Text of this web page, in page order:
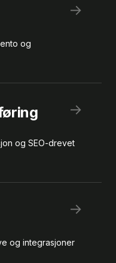
→
og
→
og SEO-drevet
→
og integrasjoner